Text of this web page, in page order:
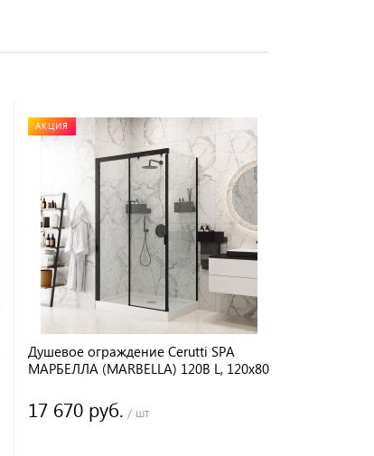
АКЦИЯ
Душевое ограждение Cerutti SPA
МАРБЕЛЛА (MARBELLA) 120B L, 120х80
черный профиль
17 670 руб. / шт